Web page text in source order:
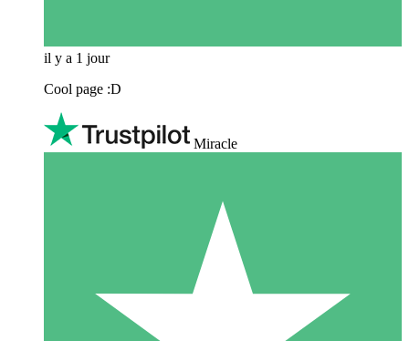
il y a 1 jour
Cool page :D
Miracle